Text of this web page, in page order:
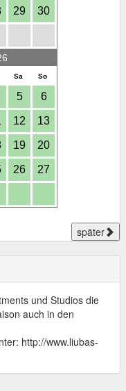
29 30
Sa So
5 6
12 13
19 20
26 27
später
und Studios die
auch in den
http://www.liubas-